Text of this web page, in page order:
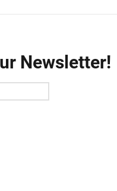
Newsletter!